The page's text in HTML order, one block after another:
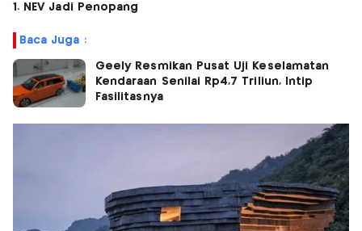
1. NEV Jadi Penopang
Baca Juga :
Geely Resmikan Pusat Uji Keselamatan
Kendaraan Senilai Rp4,7 Triliun, Intip
Fasilitasnya